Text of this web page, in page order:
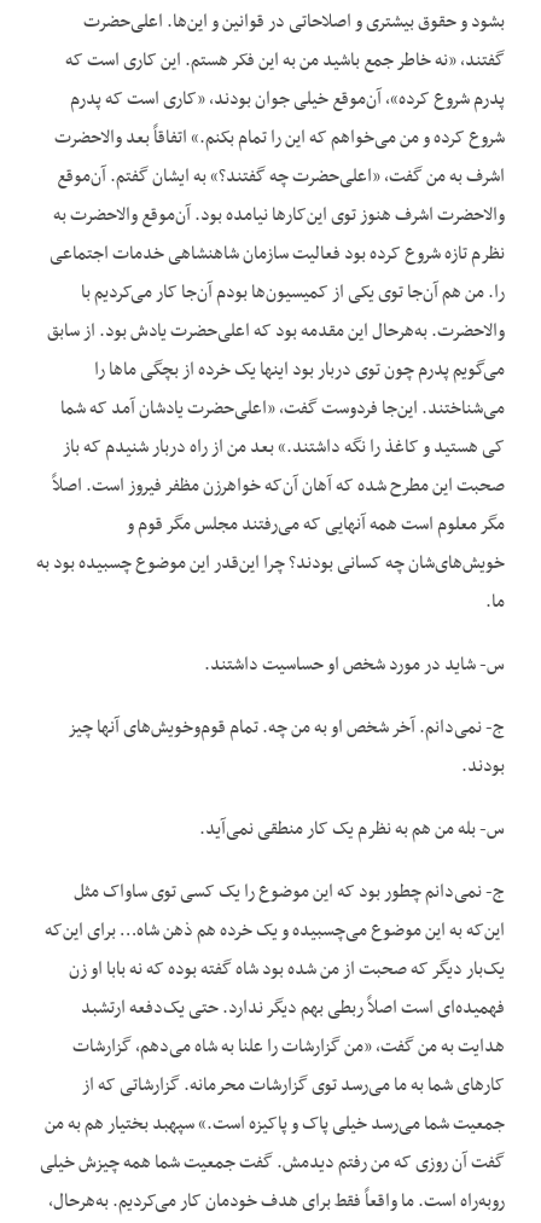
بشود و حقوق بیشتری و اصلاحاتی در قوانین و این‌ها. اعلی‌حضرت
گفتند، «نه خاطر جمع باشید من به این فکر هستم. این کاری است که
پدرم شروع کرده»، آن‌موقع خیلی جوان بودند، «کاری است که پدرم
شروع کرده و من می‌خواهم که این را تمام بکنم.» ‌اتفاقاً بعد والاحضرت
اشرف به من گفت، «اعلی‌حضرت چه گفتند؟» به ایشان گفتم. آن‌موقع
والاحضرت اشرف هنوز توی این‌کارها نیامده بود. آن‌موقع والاحضرت به
نظرم تازه شروع کرده بود فعالیت سازمان شاهنشاهی خدمات اجتماعی
را. من هم آن‌جا توی یکی از کمیسیون‌ها بودم آن‌جا کار می‌کردیم با
والاحضرت. به‌هرحال این مقدمه بود که اعلی‌حضرت یادش بود. از سابق
می‌گویم پدرم چون توی دربار بود اینها یک خرده از بچگی ماها را
می‌شناختند. این‌جا فردوست گفت، «اعلی‌حضرت یادشان آمد که شما
کی هستید و کاغذ را نگه داشتند.» بعد من از راه دربار شنیدم که باز
صحبت این مطرح شده که آهان آن‌که خواهرزن مظفر فیروز است. اصلاً
مگر معلوم است همه آنهایی که می‌رفتند مجلس مگر قوم و
خویش‌های‌شان چه کسانی بودند؟ چرا این‌قدر این موضوع چسبیده بود به
ما.
س- شاید در مورد شخص او حساسیت داشتند.
ج- نمی‌دانم. آخر شخص او به من چه. تمام قوم‌وخویش‌های آنها چیز
بودند.
س- بله من هم به نظرم یک کار منطقی نمی‌آید.
ج- نمی‌دانم چطور بود که این موضوع را یک کسی توی ساواک مثل
این‌که به این موضوع می‌چسبیده و یک خرده هم ذهن شاه… برای این‌که
یک‌بار دیگر که صحبت از من شده بود شاه گفته بوده که نه بابا او زن
فهمیده‌ای است اصلاً ربطی بهم دیگر ندارد. حتی یک‌دفعه ارتشبد
هدایت به من گفت، «من گزارشات را علنا به شاه می‌دهم، گزارشات
کارهای شما به ما می‌رسد توی گزارشات محرمانه. گزارشاتی که از
جمعیت شما می‌رسد خیلی پاک و پاکیزه است.» سپهبد بختیار هم به من
گفت آن روزی که من رفتم دیدمش. گفت جمعیت شما همه چیزش خیلی
روبه‌راه است. ما واقعاً فقط برای هدف خودمان کار می‌کردیم. به‌هرحال،